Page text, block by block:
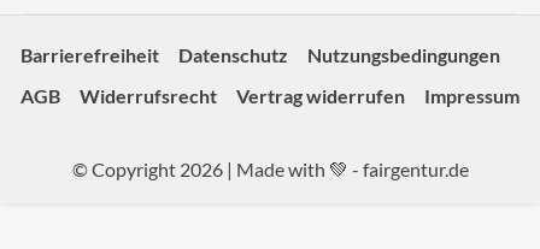
Barrierefreiheit Datenschutz
Nutzungsbedingungen
AGB
Widerrufsrecht Vertrag widerrufen Impressum
© Copyright 2026 | Made with 💚 - fairgentur.de